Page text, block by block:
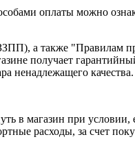
оплаты можно
а также "Правилам
получает
ненадлежащего качества.
в магазин при
расходы, за счет